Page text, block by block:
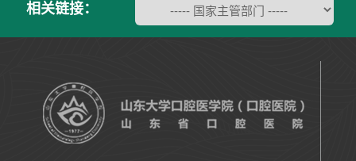
相关链接：